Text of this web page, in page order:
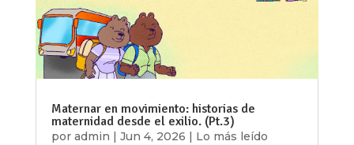
Maternar en movimiento: historias de
maternidad desde el exilio. (Pt.3)
por admin Jun 4, 2026
Lo más leído